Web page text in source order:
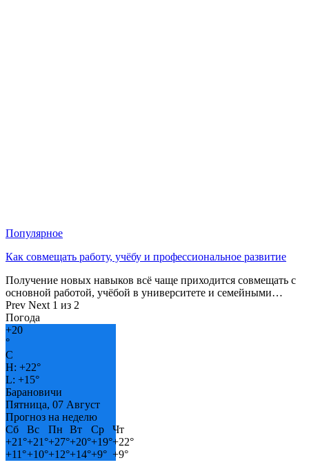
Популярное
Как совмещать работу, учёбу и профессиональное развитие
Получение новых навыков всё чаще приходится совмещать с
основной работой, учёбой в университете и семейными…
Prev Next 1 из 2
Погода
+20
°
C
H: +22°
L: +15°
Барановичи
Пятница, 07 Август
Прогноз на неделю
Сб
Вс Пн Вт Ср
Чт
+21°+21°+27°+20°+19°+22°
+11°+10°+12°+14°+9° +9°